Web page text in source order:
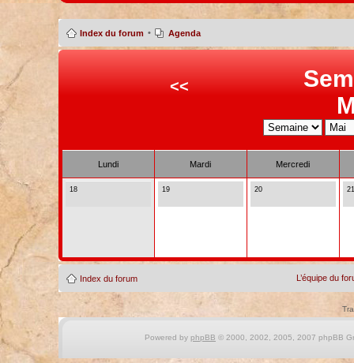
Index du forum • Agenda
<<
Lundi Mardi Mercredi
18 19 20 21
Index du forum L’équipe du
Powered by phpBB © 2000, 2002, 2005, 2007 phpBB